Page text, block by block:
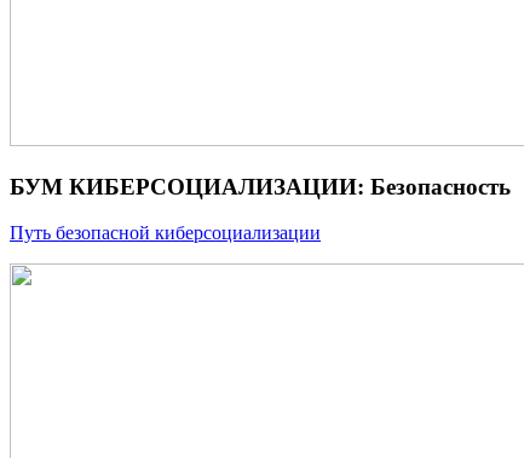
БУМ КИБЕРСОЦИАЛИЗАЦИИ: Безопасность
Путь безопасной киберсоциализации